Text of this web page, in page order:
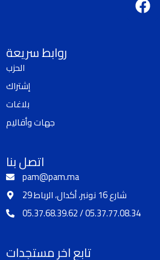
a
روابط سريعة
الحزب
إشتراك
بلاغات
جهات وأقاليم
اتصل بنا
pam@pam.ma
29 شارع 16 نونبر، أكدال، الرباط
05.37.68.39.62 / 05.37.77.08.34
تابع اخر مستجدات